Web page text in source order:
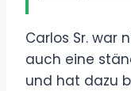
Carlos Sr. war
auch eine
und hat dazu